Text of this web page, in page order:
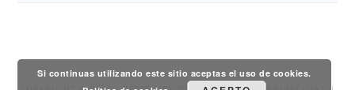
Si continuas utilizando este sitio aceptas el uso de cookies.